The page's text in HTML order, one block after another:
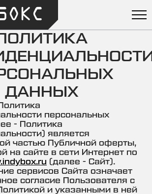
ДАННЫХ
персональных
- Политика
является
частью Публичной оферты,
на сайте в сети Интернет по
(далее - Сайт).
сервисов Сайта означает
согласие Пользователя с
и указанными в ней